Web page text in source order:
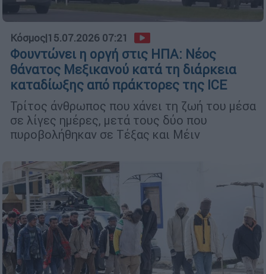
Κόσμος|15.07.2026 07:21
Φουντώνει η οργή στις ΗΠΑ: Νέος
θάνατος Μεξικανού κατά τη διάρκεια
καταδίωξης από πράκτορες της ICE
Τρίτος άνθρωπος που χάνει τη ζωή του μέσα
σε λίγες ημέρες, μετά τους δύο που
πυροβολήθηκαν σε Τέξας και Μέιν